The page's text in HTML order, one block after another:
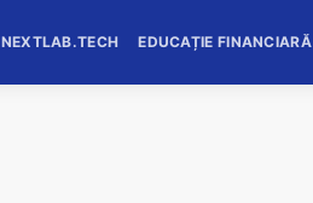
NEXTLAB.TECH EDUCAȚIE FINANCIARĂ